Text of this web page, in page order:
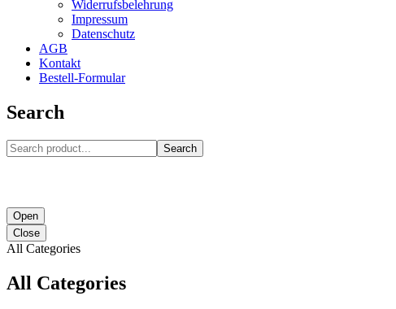
Widerrufsbelehrung
Impressum
Datenschutz
AGB
Kontakt
Bestell-Formular
Search
Search
Open
Close
All Categories
All Categories